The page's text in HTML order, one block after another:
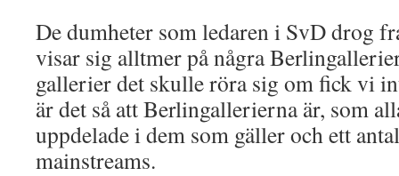
De dumheter som ledaren i SvD drog
visar sig alltmer på några
gallerier det skulle röra sig om fick vi
är det så att Berlingallerierna är, som
uppdelade i dem som gäller och ett
mainstreams.